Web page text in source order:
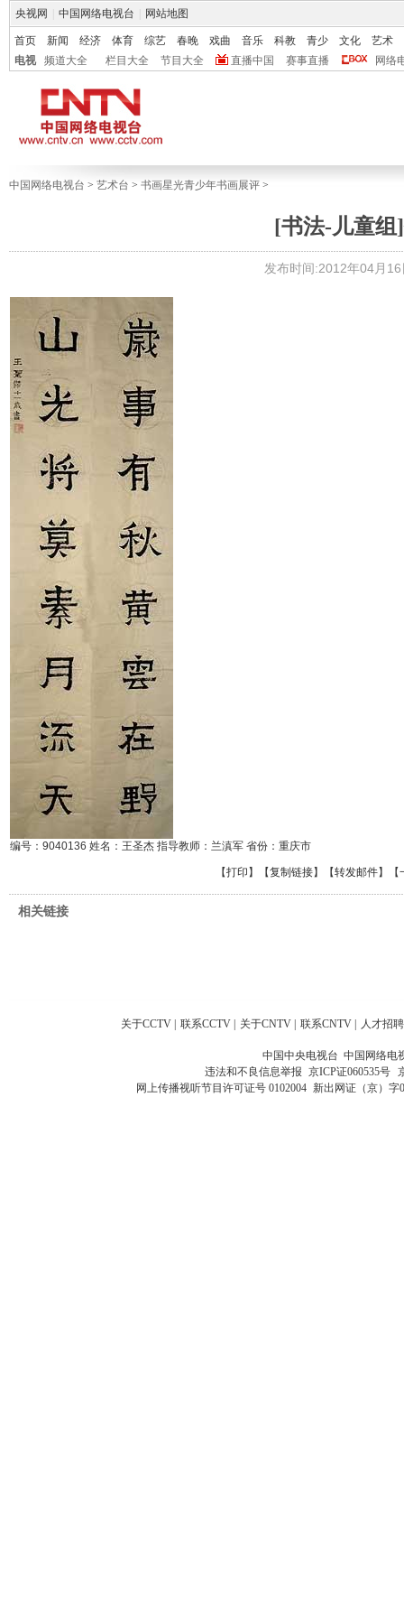
央视网 中国网络电视台 网站地图
首页 新闻 经济 体育 综艺 春晚 戏曲 音乐 科教 青少 文化
艺术
电视
频道大全 栏目大全 节目大全 直播中国 赛事直播 网络
中国网络电视台 > 艺术台 > 书画星光青少年书画展评 >
[书法-儿童组
发布时间:2012年04月
编号：9040136 姓名：王圣杰 指导教师：兰滇军 省份：重庆市
【打印 】【复制链接】【转发邮件】
相关链接
关于CCTV 联系CCTV 关于CNTV 联系CNTV 人才招聘
中国中央电视台 中国网络电
违法和不良信息举报 京ICP证060535号
网上传播视听节目许可证号 0102004 新出网证（京）